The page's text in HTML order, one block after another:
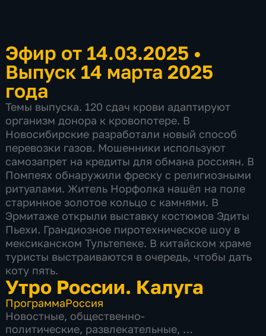
Эфир от 14.03.2025 •
Выпуск 14 марта 2025
года
Темы выпуска. 120 сдач крови адаптируют
организм донора к кровопотере. В
Новосибирские разработали новый способ
перевозки газов. Мошенники используют
самозапрет на кредиты для обмана россиян. В
Помпеях обнаружили фреску с религиозными
ритуалами. Житель Норфолка нашёл на поле
старинное золотое кольцо с камнями. В
Эрмитаже открыли выставку костюмов Эдиты
Пьехи. Грандиозное пиротехническое шоу в
мексиканском Тультепеке. В китайском храме
туристы выстраиваются в очередь, чтобы дать
коту пять.
Утро России. Калуга
ПрограммаРоссия
Новостные, общественно-
политические, развлекательные,